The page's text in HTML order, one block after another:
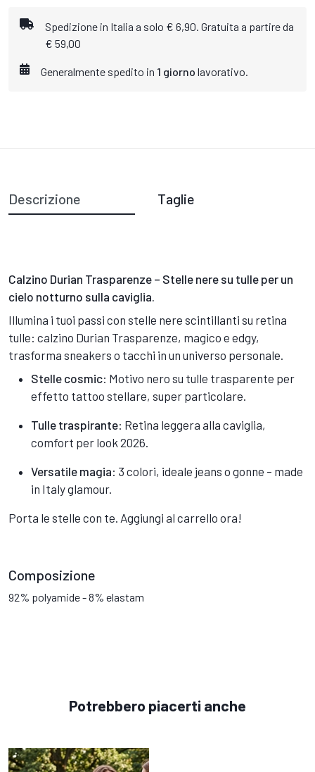
Spedizione in Italia a solo € 6,90. Gratuita a partire da
€ 59,00
Generalmente spedito in 1 giorno lavorativo.
Descrizione Taglie
Calzino Durian Trasparenze – Stelle nere su tulle per un
cielo notturno sulla caviglia.
Illumina i tuoi passi con stelle nere scintillanti su retina
tulle: calzino Durian Trasparenze, magico e edgy,
trasforma sneakers o tacchi in un universo personale.
Stelle cosmic: Motivo nero su tulle trasparente per
effetto tattoo stellare, super particolare.
Tulle traspirante: Retina leggera alla caviglia,
comfort per look 2026.
Versatile magia: 3 colori, ideale jeans o gonne – made
in Italy glamour.
Porta le stelle con te. Aggiungi al carrello ora!
Composizione
92% polyamide - 8% elastam
Potrebbero piacerti anche